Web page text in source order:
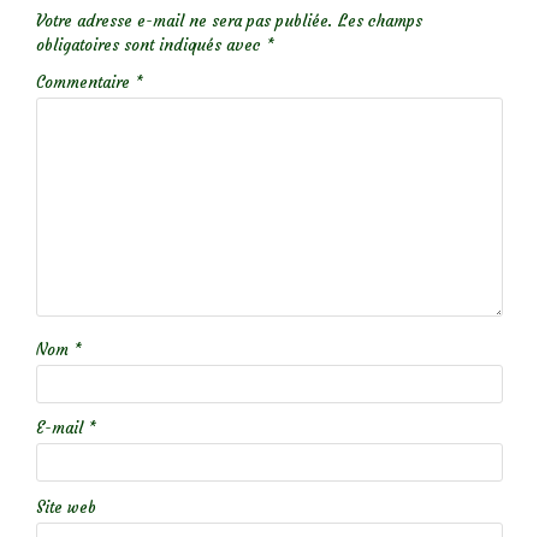
Votre adresse e-mail ne sera pas publiée. Les champs
obligatoires sont indiqués avec *
Commentaire *
Nom *
E-mail *
Site web